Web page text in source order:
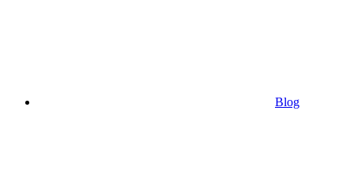
Blog